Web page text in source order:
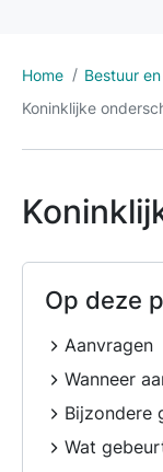
Home
Bestuur
Koninklijke
Op deze
Aanvragen
Wanneer
Bijzondere
Wat